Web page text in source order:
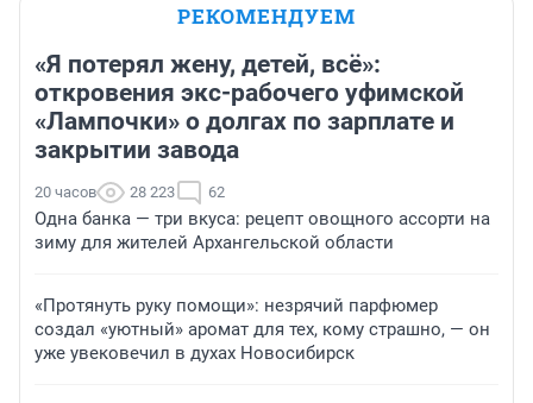
РЕКОМЕНДУЕМ
«Я потерял жену, детей, всё»:
откровения экс-рабочего уфимской
«Лампочки» о долгах по зарплате и
закрытии завода
20 часов 28 223 62
Одна банка — три вкуса: рецепт овощного ассорти на
зиму для жителей Архангельской области
«Протянуть руку помощи»: незрячий парфюмер
создал «уютный» аромат для тех, кому страшно, — он
уже увековечил в духах Новосибирск